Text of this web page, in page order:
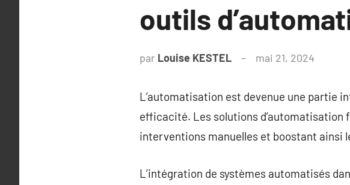
outils
par Louise KESTEL mai 21, 2024
L’automatisation est devenue une partie
efficacité. Les solutions
interventions manuelles et boostant ainsi
L’intégration de systèmes automatisés